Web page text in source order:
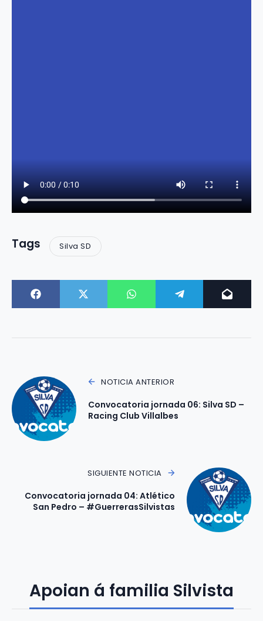
Tags Silva SD
NOTICIA ANTERIOR
Convocatoria jornada 06: Silva SD –
Racing Club Villalbes
SIGUIENTE NOTICIA
Convocatoria jornada 04: Atlético
San Pedro – #GuerrerasSilvistas
Apoian á familia Silvista